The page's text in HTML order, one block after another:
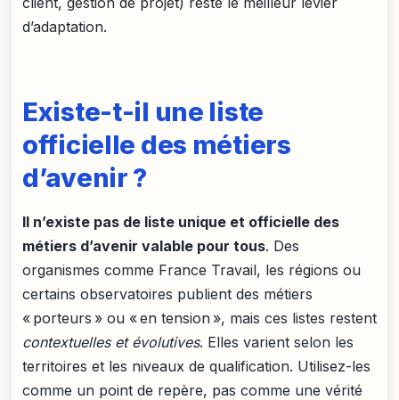
d’adaptation.
Existe-t-il une liste
officielle des métiers
d’avenir ?
Il n’existe pas de liste unique et officielle des
métiers d’avenir valable pour tous. Des
organismes comme France Travail, les régions ou
certains observatoires publient des métiers
« porteurs » ou « en tension », mais ces listes restent
contextuelles et évolutives. Elles varient selon les
territoires et les niveaux de qualification. Utilisez-les
comme un point de repère, pas comme une vérité